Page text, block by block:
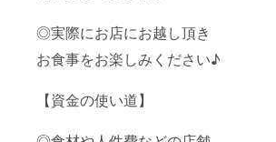
◎実際にお店にお越し頂き
お食事をお楽しみください♪
【資金の使い道】